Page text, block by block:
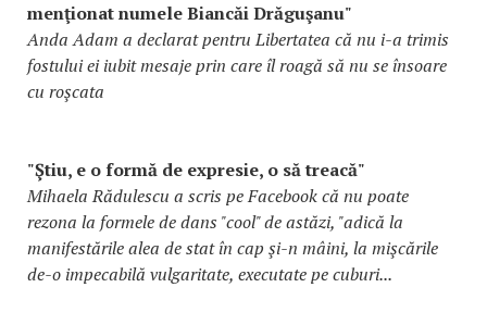
menţionat numele Biancăi Drăguşanu"
Anda Adam a declarat pentru Libertatea că nu i-a trimis
fostului ei iubit mesaje prin care îl roagă să nu se însoare
cu roşcata
"Ştiu, e o formă de expresie, o să treacă"
Mihaela Rădulescu a scris pe Facebook că nu poate
rezona la formele de dans "cool" de astăzi, "adică la
manifestările alea de stat în cap şi-n mâini, la mişcările
de-o impecabilă vulgaritate, executate pe cuburi...